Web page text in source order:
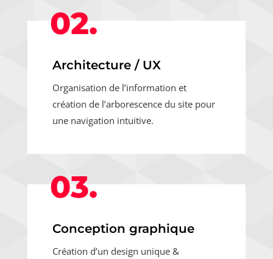
02.
Architecture / UX
Organisation de l’information et
création de l’arborescence du site pour
une navigation intuitive.
03.
Conception graphique
Création d’un design unique &